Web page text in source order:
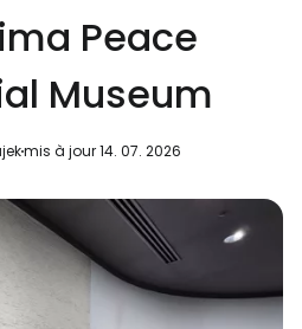
Peace
Museum
mis à jour 14. 07. 2026
mondiale des voyageurs
avec Google
avec le courrier